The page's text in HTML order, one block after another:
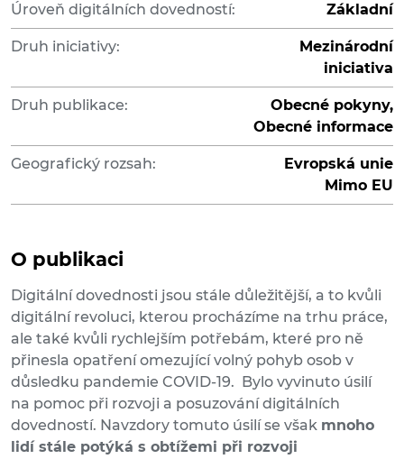
Úroveň digitálních dovedností: Základní
Druh iniciativy:
Mezinárodní
iniciativa
Druh publikace:
Obecné pokyny,
Obecné informace
Geografický rozsah:
Evropská unie
Mimo EU
O publikaci
Digitální dovednosti jsou stále důležitější, a to kvůli
digitální revoluci, kterou procházíme na trhu práce,
ale také kvůli rychlejším potřebám, které pro ně
přinesla opatření omezující volný pohyb osob v
důsledku pandemie COVID-19. Bylo vyvinuto úsilí
na pomoc při rozvoji a posuzování digitálních
dovedností. Navzdory tomuto úsilí se však mnoho
lidí stále potýká s obtížemi při rozvoji